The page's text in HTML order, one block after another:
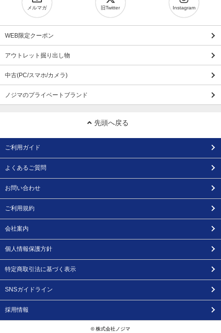
メルマガ 旧Twitter Instagram
WEB限定クーポン
アウトレット掘り出し物
中古(PC/スマホ/カメラ)
ノジマのプライベートブランド
先頭へ戻る
ご利用ガイド
よくあるご質問
お問い合わせ
ご利用規約
会社案内
個人情報保護方針
特定商取引法に基づく表示
SNSガイドライン
採用情報
© 株式会社ノジマ